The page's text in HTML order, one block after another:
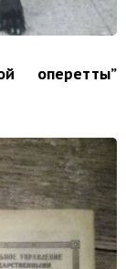
оперетты”